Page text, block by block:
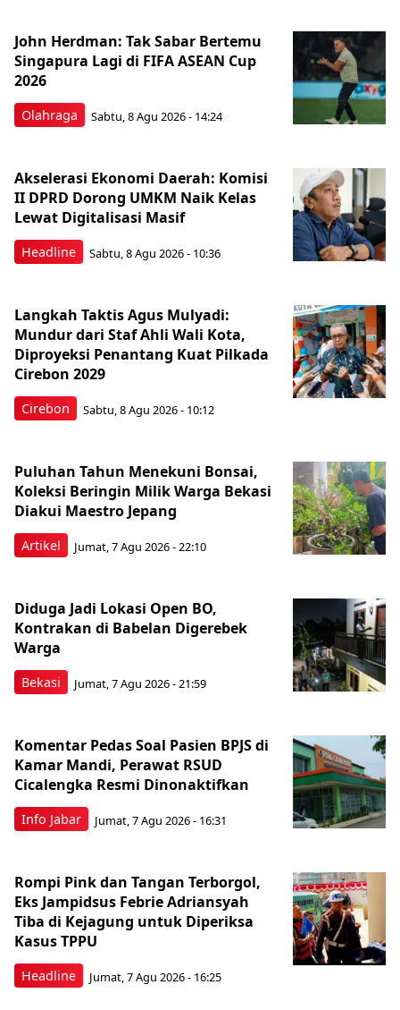
Olahraga
John Herdman: Tak Sabar Bertemu
Singapura Lagi di FIFA ASEAN Cup
2026
Sabtu, 8 Agu 2026 - 14:24
Headline
Akselerasi Ekonomi Daerah: Komisi
II DPRD Dorong UMKM Naik Kelas
Lewat Digitalisasi Masif
Sabtu, 8 Agu 2026 - 10:36
Cirebon
Langkah Taktis Agus Mulyadi:
Mundur dari Staf Ahli Wali Kota,
Diproyeksi Penantang Kuat Pilkada
Cirebon 2029
Sabtu, 8 Agu 2026 - 10:12
Artikel
Puluhan Tahun Menekuni Bonsai,
Koleksi Beringin Milik Warga Bekasi
Diakui Maestro Jepang
Jumat, 7 Agu 2026 - 22:10
Bekasi
Diduga Jadi Lokasi Open BO,
Kontrakan di Babelan Digerebek
Warga
Jumat, 7 Agu 2026 - 21:59
Info Jabar
Komentar Pedas Soal Pasien BPJS di
Kamar Mandi, Perawat RSUD
Cicalengka Resmi Dinonaktifkan
Jumat, 7 Agu 2026 - 16:31
Headline
Rompi Pink dan Tangan Terborgol,
Eks Jampidsus Febrie Adriansyah
Tiba di Kejagung untuk Diperiksa
Kasus TPPU
Jumat, 7 Agu 2026 - 16:25